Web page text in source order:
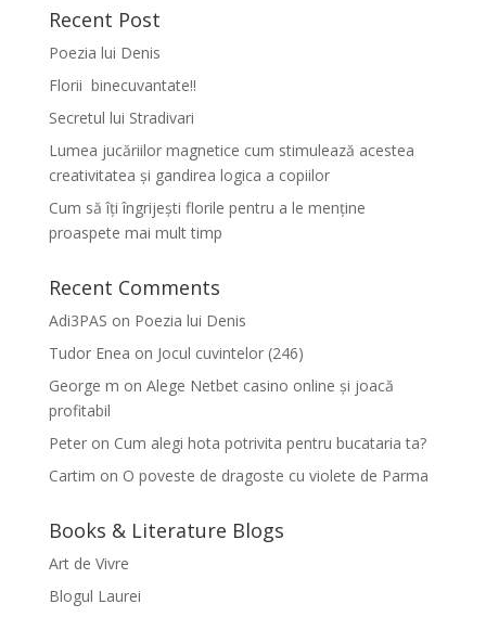
Recent Post
Poezia lui Denis
Florii binecuvantate!!
Secretul lui Stradivari
Lumea jucăriilor magnetice cum stimulează acestea
creativitatea și gandirea logica a copiilor
Cum să îți îngrijești florile pentru a le menține
proaspete mai mult timp
Recent Comments
Adi3PAS on Poezia lui Denis
Tudor Enea on Jocul cuvintelor (246)
George m on Alege Netbet casino online și joacă
profitabil
Peteron Cum alegi hota potrivita pentru bucataria ta?
Cartim on O poveste de dragoste cu violete de Parma
Books & Literature Blogs
Art de Vivre
Blogul Laurei